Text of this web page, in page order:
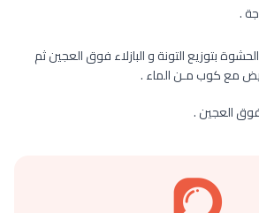
.
بتوزيع التونة و البازلاء فوق العجين ثم
مع كوب مـن الماء .
العجين .